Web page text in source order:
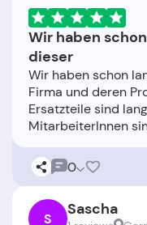
Wir haben
dieser
Wir haben schon
Firma und deren
Ersatzteile sind
0
S Sascha